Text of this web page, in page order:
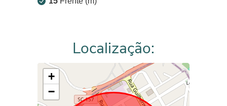
Localização:
+
−